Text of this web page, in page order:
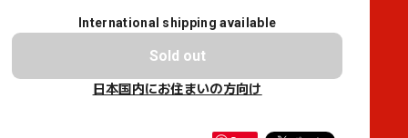
International shipping available
Sold out
日本国内にお住まいの方向け